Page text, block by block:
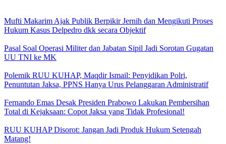
Mufti Makarim Ajak Publik Berpikir Jernih dan Mengikuti Proses
Hukum Kasus Delpedro dkk secara Objektif
Pasal Soal Operasi Militer dan Jabatan Sipil Jadi Sorotan Gugatan
UU TNI ke MK
Polemik RUU KUHAP, Maqdir Ismail: Penyidikan Polri,
Penuntutan Jaksa, PPNS Hanya Urus Pelanggaran Administratif
Fernando Emas Desak Presiden Prabowo Lakukan Pembersihan
Total di Kejaksaan: Copot Jaksa yang Tidak Profesional!
RUU KUHAP Disorot: Jangan Jadi Produk Hukum Setengah
Matang!